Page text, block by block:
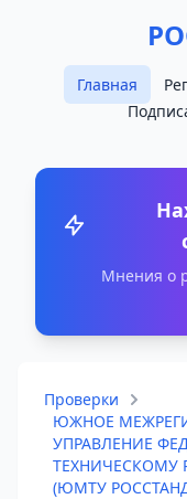
Главная
Мнения о
Проверки
ЮЖНОЕ
УПРАВЛЕНИЕ
ТЕХНИЧЕСКОМУ
(ЮМТУ